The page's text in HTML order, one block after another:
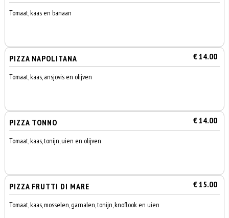
Tomaat, kaas en banaan
PIZZA NAPOLITANA € 14.00
Tomaat, kaas, ansjovis en olijven
PIZZA TONNO € 14.00
Tomaat, kaas, tonijn, uien en olijven
PIZZA FRUTTI DI MARE € 15.00
Tomaat, kaas, mosselen, garnalen, tonijn, knoflook en uien